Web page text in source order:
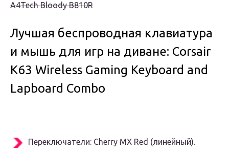
A4Tech Bloody B810R
Лучшая беспроводная клавиатура
и мышь для игр на диване: Corsair
K63 Wireless Gaming Keyboard and
Lapboard Combo
Переключатели: Cherry MX Red (линейный).